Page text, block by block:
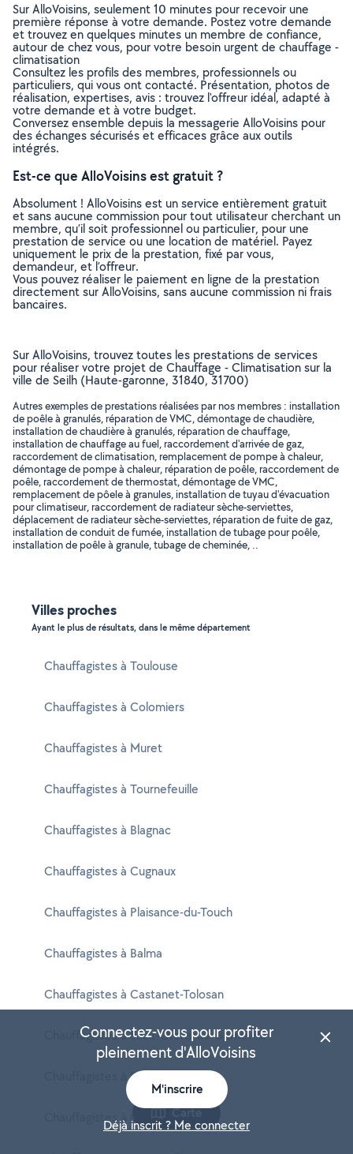
Sur AlloVoisins, seulement 10 minutes pour recevoir une
première réponse à votre demande. Postez votre demande
et trouvez en quelques minutes un membre de confiance,
autour de chez vous, pour votre besoin urgent de chauffage -
climatisation
Consultez les profils des membres, professionnels ou
particuliers, qui vous ont contacté. Présentation, photos de
réalisation, expertises, avis : trouvez l'offreur idéal, adapté à
votre demande et à votre budget.
Conversez ensemble depuis la messagerie AlloVoisins pour
des échanges sécurisés et efficaces grâce aux outils
intégrés.
Est-ce que AlloVoisins est gratuit ?
Absolument ! AlloVoisins est un service entièrement gratuit
et sans aucune commission pour tout utilisateur cherchant un
membre, qu’il soit professionnel ou particulier, pour une
prestation de service ou une location de matériel. Payez
uniquement le prix de la prestation, fixé par vous,
demandeur, et l’offreur.
Vous pouvez réaliser le paiement en ligne de la prestation
directement sur AlloVoisins, sans aucune commission ni frais
bancaires.
Sur AlloVoisins, trouvez toutes les prestations de services
pour réaliser votre projet de Chauffage - Climatisation sur la
ville de Seilh (Haute-garonne, 31840, 31700)
Autres exemples de prestations réalisées par nos membres : installation
de poêle à granulés, réparation de VMC, démontage de chaudière,
installation de chaudière à granulés, réparation de chauffage,
installation de chauffage au fuel, raccordement d'arrivée de gaz,
raccordement de climatisation, remplacement de pompe à chaleur,
démontage de pompe à chaleur, réparation de poêle, raccordement de
poêle, raccordement de thermostat, démontage de VMC,
remplacement de pôele à granules, installation de tuyau d'évacuation
pour climatiseur, raccordement de radiateur sèche-serviettes,
déplacement de radiateur sèche-serviettes, réparation de fuite de gaz,
installation de conduit de fumée, installation de tubage pour poêle,
installation de poêle à granule, tubage de cheminée, ..
Villes proches
Ayant le plus de résultats, dans le même département
Chauffagistes à Toulouse
Chauffagistes à Colomiers
Chauffagistes à Muret
Chauffagistes à Tournefeuille
Chauffagistes à Blagnac
Chauffagistes à Cugnaux
Chauffagistes à Plaisance-du-Touch
Chauffagistes à Balma
Chauffagistes à Castanet-Tolosan
Chauffagistes à Saint-Orens-de-Gameville
Chauffagistes à Fonsorbes
Chauffagistes à Castelginest
Carte
Connectez-vous pour profiter
pleinement d'AlloVoisins
M'inscrire
Déjà inscrit ? Me connecter